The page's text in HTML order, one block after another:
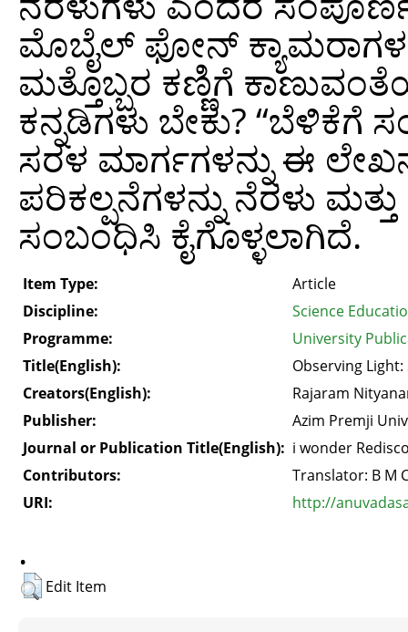
ಮೊಬೈಲ್ ಫೋನ್
ಮತ್ತೊಬ್ಬರ ಕಣ್ಣಿಗೆ
ಕನ್ನಡಿಗಳು ಬೇಕು?
ಸರಳ ಮಾರ್ಗಗಳನ್ನು ಈ
ಪರಿಕಲ್ಪನೆಗಳನ್ನು ನೆರಳು
ಸಂಬಂಧಿಸಿ ಕೈಗೊಳ್ಳಲಾಗಿದೆ.
Item Type:
Article
Discipline:
Science
Programme:
University
Title(English):
Observing
Creators(English):
Rajaram
Publisher:
Azim Premji
Journal or Publication Title(English): i wonder
Contributors:
Translator: B M
URI:
http://
.
Edit Item